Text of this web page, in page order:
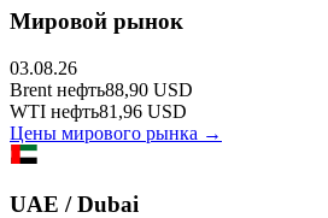
Мировой рынок
03.08.26
Brent нефть88,90 USD
WTI нефть81,96 USD
Цены мирового рынка →
UAE / Dubai